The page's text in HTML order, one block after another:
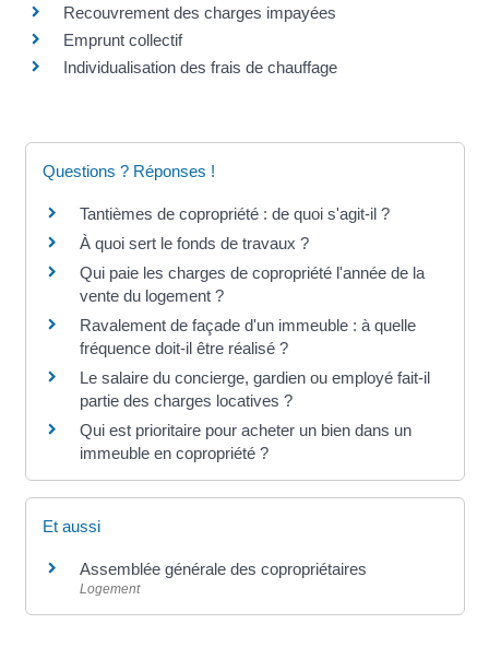
Recouvrement des charges impayées
Emprunt collectif
Individualisation des frais de chauffage
Questions ? Réponses !
Tantièmes de copropriété : de quoi s'agit-il ?
À quoi sert le fonds de travaux ?
Qui paie les charges de copropriété l'année de la
vente du logement ?
Ravalement de façade d'un immeuble : à quelle
fréquence doit-il être réalisé ?
Le salaire du concierge, gardien ou employé fait-il
partie des charges locatives ?
Qui est prioritaire pour acheter un bien dans un
immeuble en copropriété ?
Et aussi
Assemblée générale des copropriétaires
Logement